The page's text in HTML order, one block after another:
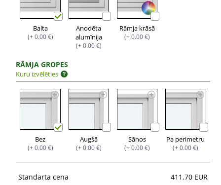
Balta
(+ 0.00 €)
Anodēta
alumīnija
(+ 0.00 €)
Rāmja krāsā
(+ 0.00 €)
RĀMJA GROPES
Kuru izvēlēties
Bez
(+ 0.00 €)
Augšā
(+ 0.00 €)
Sānos
(+ 0.00 €)
Pa perimetru
(+ 0.00 €)
Standarta cena
411.70 EUR